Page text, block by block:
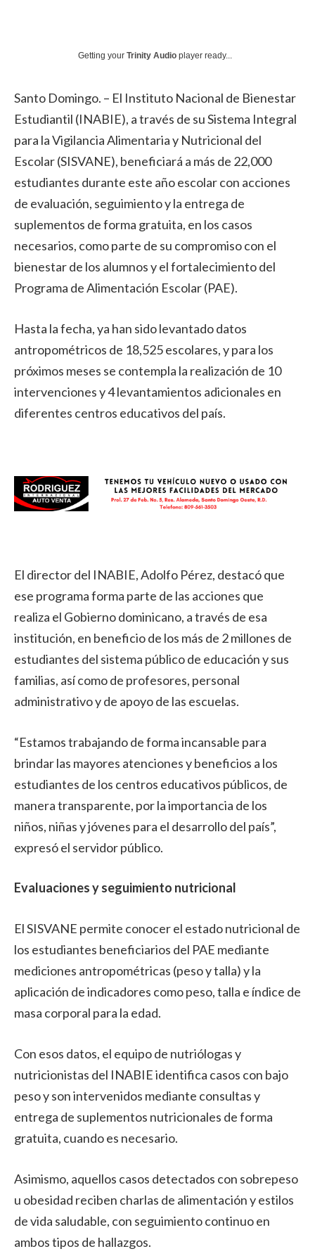
Getting your Trinity Audio player ready...
Santo Domingo. – El Instituto Nacional de Bienestar
Estudiantil (INABIE), a través de su Sistema Integral
para la Vigilancia Alimentaria y Nutricional del
Escolar (SISVANE), beneficiará a más de 22,000
estudiantes durante este año escolar con acciones
de evaluación, seguimiento y la entrega de
suplementos de forma gratuita, en los casos
necesarios, como parte de su compromiso con el
bienestar de los alumnos y el fortalecimiento del
Programa de Alimentación Escolar (PAE).
Hasta la fecha, ya han sido levantado datos
antropométricos de 18,525 escolares, y para los
próximos meses se contempla la realización de 10
intervenciones y 4 levantamientos adicionales en
diferentes centros educativos del país.
El director del INABIE, Adolfo Pérez, destacó que
ese programa forma parte de las acciones que
realiza el Gobierno dominicano, a través de esa
institución, en beneficio de los más de 2 millones de
estudiantes del sistema público de educación y sus
familias, así como de profesores, personal
administrativo y de apoyo de las escuelas.
“Estamos trabajando de forma incansable para
brindar las mayores atenciones y beneficios a los
estudiantes de los centros educativos públicos, de
manera transparente, por la importancia de los
niños, niñas y jóvenes para el desarrollo del país”,
expresó el servidor público.
Evaluaciones y seguimiento nutricional
El SISVANE permite conocer el estado nutricional de
los estudiantes beneficiarios del PAE mediante
mediciones antropométricas (peso y talla) y la
aplicación de indicadores como peso, talla e índice de
masa corporal para la edad.
Con esos datos, el equipo de nutriólogas y
nutricionistas del INABIE identifica casos con bajo
peso y son intervenidos mediante consultas y
entrega de suplementos nutricionales de forma
gratuita, cuando es necesario.
Asimismo, aquellos casos detectados con sobrepeso
u obesidad reciben charlas de alimentación y estilos
de vida saludable, con seguimiento continuo en
ambos tipos de hallazgos.